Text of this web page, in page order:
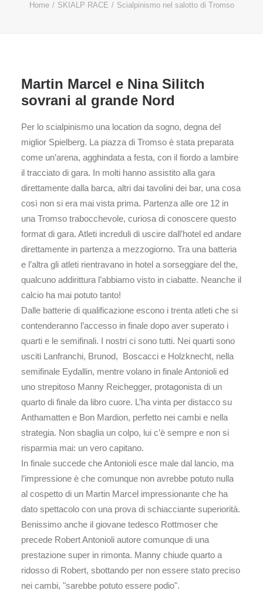
Home SKIALP RACE Scialpinismo nel salotto di Tromso
Martin Marcel e Nina Silitch
sovrani al grande Nord
Per lo scialpinismo una location da sogno, degna del
miglior Spielberg. La piazza di Tromso è stata preparata
come un’arena, agghindata a festa, con il fiordo a lambire
il tracciato di gara. In molti hanno assistito alla gara
direttamente dalla barca, altri dai tavolini dei bar, una cosa
così non si era mai vista prima. Partenza alle ore 12 in
una Tromso trabocchevole, curiosa di conoscere questo
format di gara. Atleti increduli di uscire dall’hotel ed andare
direttamente in partenza a mezzogiorno. Tra una batteria
e l’altra gli atleti rientravano in hotel a sorseggiare del the,
qualcuno addirittura l’abbiamo visto in ciabatte. Neanche il
calcio ha mai potuto tanto!
Dalle batterie di qualificazione escono i trenta atleti che si
contenderanno l’accesso in finale dopo aver superato i
quarti e le semifinali. I nostri ci sono tutti. Nei quarti sono
usciti Lanfranchi, Brunod, Boscacci e Holzknecht, nella
semifinale Eydallin, mentre volano in finale Antonioli ed
uno strepitoso Manny Reichegger, protagonista di un
quarto di finale da libro cuore. L’ha vinta per distacco su
Anthamatten e Bon Mardion, perfetto nei cambi e nella
strategia. Non sbaglia un colpo, lui c’è sempre e non si
risparmia mai: un vero capitano.
In finale succede che Antonioli esce male dal lancio, ma
l’impressione è che comunque non avrebbe potuto nulla
al cospetto di un Martin Marcel impressionante che ha
dato spettacolo con una prova di schiacciante superiorità.
Benissimo anche il giovane tedesco Rottmoser che
precede Robert Antonioli autore comunque di una
prestazione super in rimonta. Manny chiude quarto a
ridosso di Robert, sbottando per non essere stato preciso
nei cambi, "sarebbe potuto essere podio".